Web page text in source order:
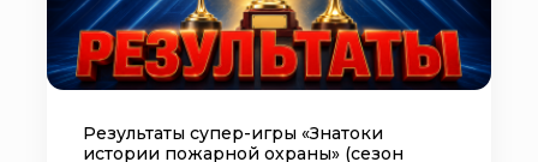
Результаты супер-игры «Знатоки
истории пожарной охраны» (сезон